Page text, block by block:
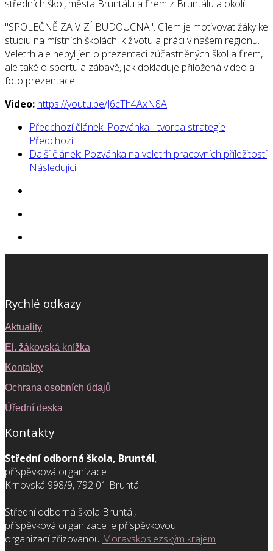
středních škol, města Bruntálu a firem z Bruntálu a okolí
"SPOLEČNĚ ZA VIZÍ BUDOUCNA". Cílem je motivovat žáky ke
studiu na místních školách, k životu a práci v našem regionu.
Veletrh ale nebyl jen o prezentaci zúčastněných škol a firem,
ale také o sportu a zábavě, jak dokladuje přiložená video a
foto prezentace.
Video: https://youtu.be/J6cTh4AxN8A
Předchozí článek: Pozvánka - tvorba strategie
Předchozí
Další článek: Pozvánka na veletrh pracovních příležitostí
Následující
Rychlé odkazy
Aktuality
El. žákovská knížka
Kontakty
Ochrana osobních údajů
Úřední deska
Kontakty
Střední odborná škola, Bruntál,
příspěvková organizace
Krnovská 998/9, 792 01 Bruntál
Střední odborná škola Bruntál,
příspěvková organizace je příspěvkovou
organizací zřizovanou Moravskoslezským krajem